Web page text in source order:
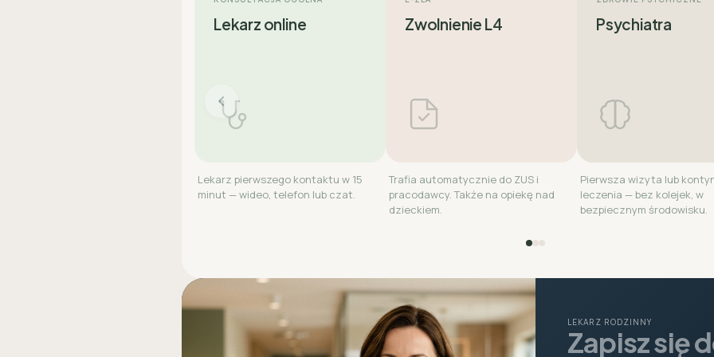
Lekarz online
Lekarz pierwszego kontaktu w 15
minut — wideo, telefon lub czat.
Zwolnienie L4
Trafia automatycznie do ZUS i
pracodawcy. Także na opiekę nad
dzieckiem.
Psychiatra
Pierwsza wizyta lub
leczenia — bez kolejek, w
bezpiecznym środowisku.
LEKARZ RODZINNY
Zapisz się